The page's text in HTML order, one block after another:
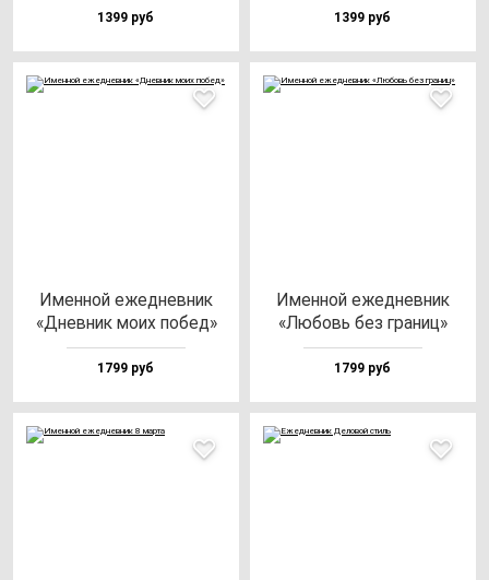
1399 руб 1399 руб
Имен­ной ежед­нев­ник
«Днев­ник мо­их по­бед»
1799 руб
Имен­ной ежед­нев­ник
«Любовь без гра­ниц»
1799 руб